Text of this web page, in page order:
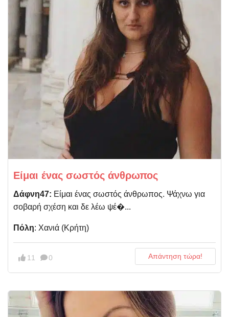
Είμαι ένας σωστός άνθρωπος
Δάφνη47: Είμαι ένας σωστός άνθρωπος. Ψάχνω για
σοβαρή σχέση και δε λέω ψέ�...
Πόλη: Χανιά (Κρήτη)
11 0 Απάντηση τώρα!